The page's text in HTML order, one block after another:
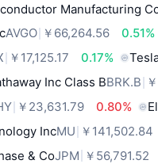
Manufacturing
AVGO ￥66,264.56 0.51%
￥17,125.17 0.17%
Inc Class BBRK.B
￥23,631.79 0.80%
IncMU ￥141,502.84
& CoJPM ￥56,791.52